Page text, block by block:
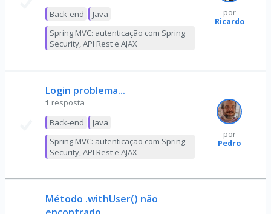
Back-end
Java
Spring MVC: autenticação com Spring
Security, API Rest e AJAX
por
Ricardo
Login problema...
1 resposta
Back-end
Java
Spring MVC: autenticação com Spring
Security, API Rest e AJAX
por
Pedro
Método .withUser() não